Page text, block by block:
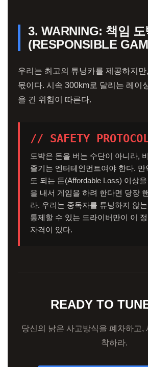
3. WARNING: 책임 도
(RESPONSIBLE
우리는 최고의 튜닝카를 제공하지만
몫이다. 시속 300km로 달리는 레이
을 건 위험이 따른다.
// SAFETY
도박은 돈을 버는 수단이 아니라,
즐기는 엔터테인먼트여야 한다. 만
도 되는 돈(Affordable Loss) 이상
을 내서 게임을 하려 한다면 당장
라. 우리는 중독자를 튜닝하지 않
통제할 수 있는 드라이버만이 이
자격이 있다.
READY TO
당신의 낡은 사고방식을 폐차하고,
착하라.